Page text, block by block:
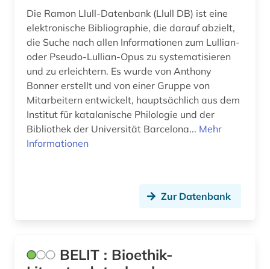
kirchenväter (2)
klassische archäologie (1)
klassische philologie (2)
kommentar (1)
konkordanz (1)
kulturwissenschaften (4)
Die Ramon Llull-Datenbank (Llull DB) ist eine
elektronische Bibliographie, die darauf abzielt,
die Suche nach allen Informationen zum Lullian-
oder Pseudo-Lullian-Opus zu systematisieren
und zu erleichtern. Es wurde von Anthony
Bonner erstellt und von einer Gruppe von
Mitarbeitern entwickelt, hauptsächlich aus dem
Institut für katalanische Philologie und der
Bibliothek der Universität Barcelona... Mehr
Informationen
Zur Datenbank
BELIT : Bioethik-